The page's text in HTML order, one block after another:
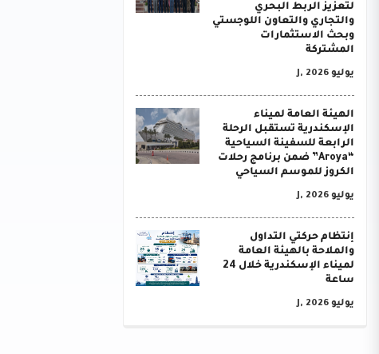
لتعزيز الربط البحري
والتجاري والتعاون اللوجستي
وبحث الاستثمارات
المشتركة
يوليو J, 2026
الهيئة العامة لميناء
الإسكندرية تستقبل الرحلة
الرابعة للسفينة السياحية
“Aroya” ضمن برنامج رحلات
الكروز للموسم السياحي
يوليو J, 2026
إنتظام حركتي التداول
والملاحة بالهيئة العامة
لميناء الإسكندرية خلال 24
ساعة
يوليو J, 2026